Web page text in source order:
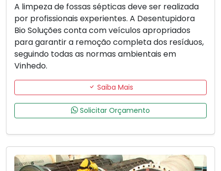
A limpeza de fossas sépticas deve ser realizada
por profissionais experientes. A Desentupidora
Bio Soluções conta com veículos apropriados
para garantir a remoção completa dos resíduos,
seguindo todas as normas ambientais em
Vinhedo.
Saiba Mais
Solicitar Orçamento